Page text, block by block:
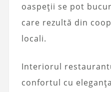
oaspeții se pot
care rezultă din
locali.
Interiorul
confortul cu